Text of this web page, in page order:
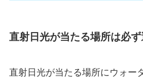
直射日光が当たる場所は必ず
直射日光が当たる場所にウォー